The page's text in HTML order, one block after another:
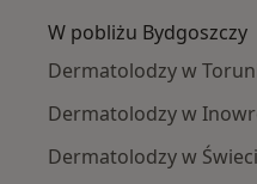
W pobliżu Bydgoszczy
Dermatolodzy w
Dermatolodzy w
Dermatolodzy w